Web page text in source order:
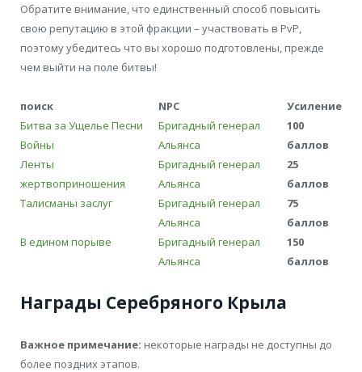
Обратите внимание, что единственный способ повысить
свою репутацию в этой фракции – участвовать в PvP,
поэтому убедитесь что вы хорошо подготовлены, прежде
чем выйти на поле битвы!
поиск NPC
Усиление
Битва за Ущелье Песни
Войны
Бригадный генерал
Альянса
100
баллов
Ленты
жертвоприношения
Бригадный генерал
Альянса
25
баллов
Талисманы заслуг
Бригадный генерал
Альянса
75
баллов
В едином порыве
Бригадный генерал
Альянса
150
баллов
Награды Серебряного Крыла
Важное примечание: некоторые награды не доступны до
более поздних этапов.